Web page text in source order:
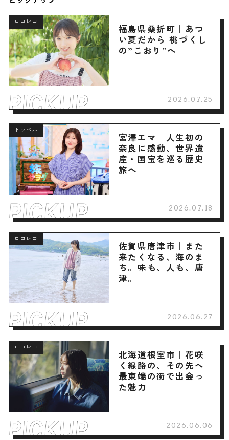
ロコレコ
福島県桑折町｜あつ
い夏だから 桃づくし
の”こおり”へ
2026.07.25
トラベル
宮澤エマ 人生初の
奈良に感動、世界遺
産・国宝を巡る歴史
旅へ
2026.07.18
ロコレコ
佐賀県唐津市｜また
来たくなる、海のま
ち。味も、人も、唐
津。
2026.06.27
ロコレコ
北海道根室市｜花咲
く線路の、その先へ
最東端の街で出会っ
た魅力
2026.06.06